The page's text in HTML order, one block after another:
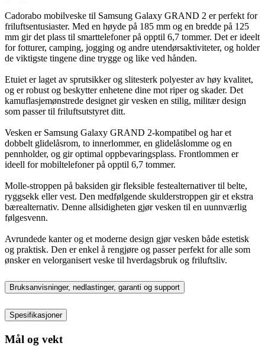
Cadorabo mobilveske til Samsung Galaxy GRAND 2 er perfekt for
friluftsentusiaster. Med en høyde på 185 mm og en bredde på 125
mm gir det plass til smarttelefoner på opptil 6,7 tommer. Det er ideelt
for fotturer, camping, jogging og andre utendørsaktiviteter, og holder
de viktigste tingene dine trygge og like ved hånden.
Etuiet er laget av sprutsikker og slitesterk polyester av høy kvalitet,
og er robust og beskytter enhetene dine mot riper og skader. Det
kamuflasjemønstrede designet gir vesken en stilig, militær design
som passer til friluftsutstyret ditt.
Vesken er Samsung Galaxy GRAND 2-kompatibel og har et
dobbelt glidelåsrom, to innerlommer, en glidelåslomme og en
pennholder, og gir optimal oppbevaringsplass. Frontlommen er
ideell for mobiltelefoner på opptil 6,7 tommer.
Molle-stroppen på baksiden gir fleksible festealternativer til belte,
ryggsekk eller vest. Den medfølgende skulderstroppen gir et ekstra
bærealternativ. Denne allsidigheten gjør vesken til en uunnværlig
følgesvenn.
Avrundede kanter og et moderne design gjør vesken både estetisk
og praktisk. Den er enkel å rengjøre og passer perfekt for alle som
ønsker en velorganisert veske til hverdagsbruk og friluftsliv.
Bruksanvisninger, nedlastinger, garanti og support
Spesifikasjoner
Mål og vekt